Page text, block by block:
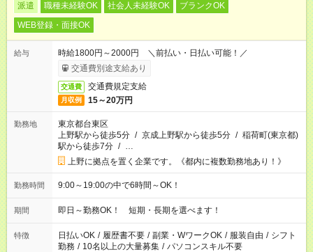
派遣 職種未経験OK 社会人未経験OK
ブランクOK
WEB登録・面接OK
給与
時給1800円～2000円 ＼前払い・日払い可能！／
交通費別途支給あり
交通費 交通費規定支給
月収例 15～20万円
勤務地
東京都台東区
上野駅から徒歩5分 / 京成上野駅から徒歩5分 / 稲荷町(東京都)
駅から徒歩7分 / …
上野に拠点を置く企業です。《都内に複数勤務地あり！》
勤務時間 9:00～19:00の中で6時間～OK！
期間 即日～勤務OK！ 短期・長期を選べます！
特徴 日払いOK / 履歴書不要 / 副業・WワークOK / 服装自由 / シフト
勤務 / 10名以上の大量募集 / パソコンスキル不要